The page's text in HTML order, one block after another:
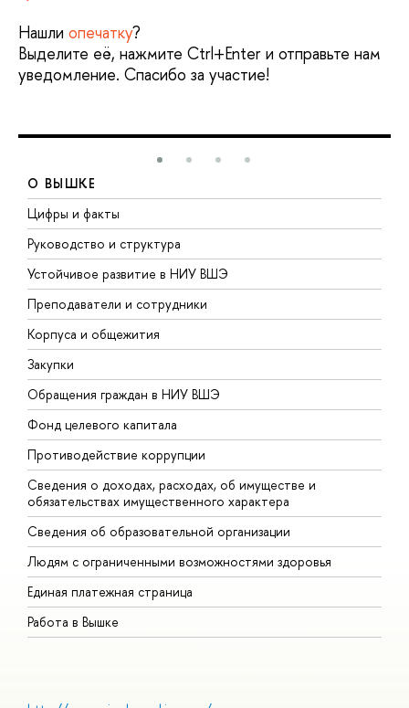
Нашли опечатку?
Выделите её, нажмите Ctrl+Enter и отправьте нам
уведомление. Спасибо за участие!
О ВЫШКЕ
Цифры и факты
Руководство и структура
Устойчивое развитие в НИУ ВШЭ
Преподаватели и сотрудники
Корпуса и общежития
Закупки
Обращения граждан в НИУ ВШЭ
Фонд целевого капитала
Противодействие коррупции
Сведения о доходах, расходах, об имуществе и
обязательствах имущественного характера
Сведения об образовательной организации
Людям с ограниченными возможностями здоровья
Единая платежная страница
Работа в Вышке